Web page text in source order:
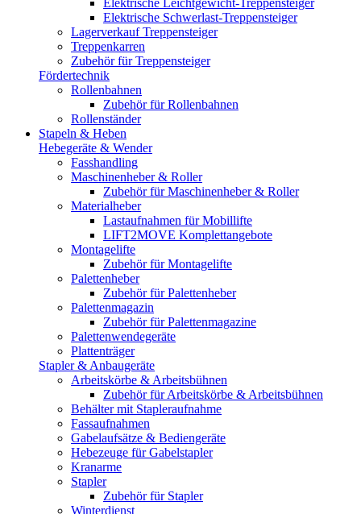
Elektrische Leichtgewicht-Treppensteiger
Elektrische Schwerlast-Treppensteiger
Lagerverkauf Treppensteiger
Treppenkarren
Zubehör für Treppensteiger
Fördertechnik
Rollenbahnen
Zubehör für Rollenbahnen
Rollenständer
Stapeln & Heben
Hebegeräte & Wender
Fasshandling
Maschinenheber & Roller
Zubehör für Maschinenheber & Roller
Materialheber
Lastaufnahmen für Mobillifte
LIFT2MOVE Komplettangebote
Montagelifte
Zubehör für Montagelifte
Palettenheber
Zubehör für Palettenheber
Palettenmagazin
Zubehör für Palettenmagazine
Palettenwendegeräte
Plattenträger
Stapler & Anbaugeräte
Arbeitskörbe & Arbeitsbühnen
Zubehör für Arbeitskörbe & Arbeitsbühnen
Behälter mit Stapleraufnahme
Fassaufnahmen
Gabelaufsätze & Bediengeräte
Hebezeuge für Gabelstapler
Kranarme
Stapler
Zubehör für Stapler
Winterdienst